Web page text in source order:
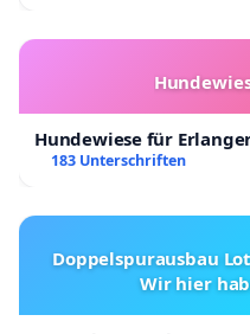
Hundewiese für
183 Unterschriften
Doppelspurausbau
Wir hier